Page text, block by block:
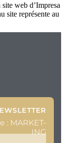
web d’Impresa
site représente au
MARKET-
ING